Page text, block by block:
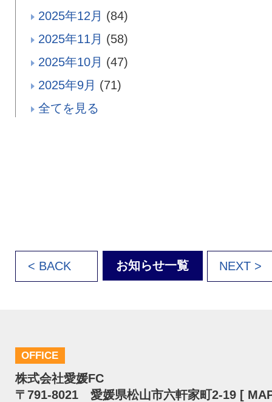
2025年12月 (84)
2025年11月 (58)
2025年10月 (47)
2025年9月 (71)
全てを見る
< BACK お知らせ一覧 NEXT >
OFFICE
株式会社愛媛FC
〒791-8021 愛媛県松山市六軒家町2-19 [